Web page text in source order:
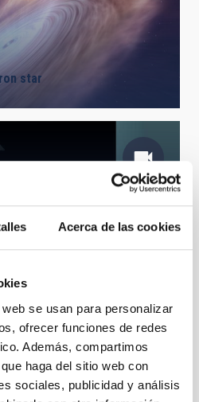
Acerca de las cookies
se usan para personalizar
ofrecer funciones de redes
Además, compartimos
haga del sitio web con
sociales, publicidad y análisis
star